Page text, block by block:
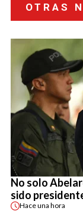
OTRAS
No solo
sido
Haceuna hora